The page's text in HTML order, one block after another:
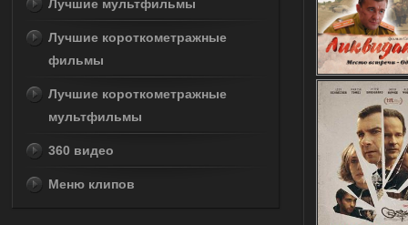
Лучшие мультфильмы
Лучшие короткометражные
фильмы
Лучшие короткометражные
мультфильмы
360 видео
Меню клипов